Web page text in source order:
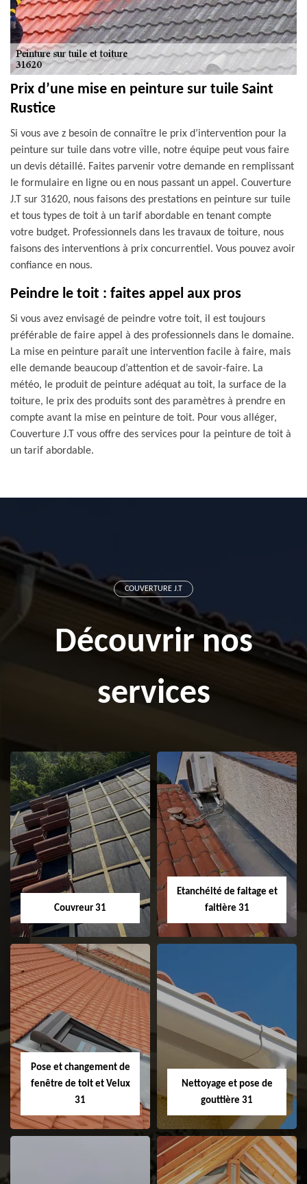
Prix d’une mise en peinture sur tuile Saint
Rustice
Si vous ave z besoin de connaître le prix d’intervention pour la
peinture sur tuile dans votre ville, notre équipe peut vous faire
un devis détaillé. Faites parvenir votre demande en remplissant
le formulaire en ligne ou en nous passant un appel. Couverture
J.T sur 31620, nous faisons des prestations en peinture sur tuile
et tous types de toit à un tarif abordable en tenant compte
votre budget. Professionnels dans les travaux de toiture, nous
faisons des interventions à prix concurrentiel. Vous pouvez avoir
confiance en nous.
Peindre le toit : faites appel aux pros
Si vous avez envisagé de peindre votre toit, il est toujours
préférable de faire appel à des professionnels dans le domaine.
La mise en peinture paraît une intervention facile à faire, mais
elle demande beaucoup d’attention et de savoir-faire. La
météo, le produit de peinture adéquat au toit, la surface de la
toiture, le prix des produits sont des paramètres à prendre en
compte avant la mise en peinture de toit. Pour vous alléger,
Couverture J.T vous offre des services pour la peinture de toit à
un tarif abordable.
COUVERTURE J.T
Découvrir nos
services
Couvreur 31
Couvreur 31
Etanchéité de faitage et
faitière 31
Etanchéité de
faitage et faitière
31
Pose et changement de
fenêtre de toit et Velux
31
Nettoyage et pose de
gouttière 31